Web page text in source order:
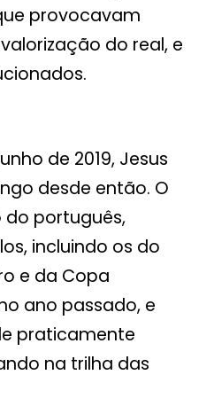
provocavam
do real, e
de 2019, Jesus
desde então. O
português,
incluindo os do
e da Copa
ano passado, e
praticamente
na trilha das